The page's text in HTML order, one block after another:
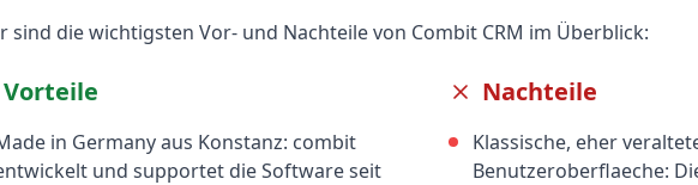
sind die wichtigsten Vor- und Nachteile von Combit CRM im Überblick:
Vorteile
in Germany aus Konstanz: combit
und supportet die Software seit
Nachteile
Klassische, eher
Benutzeroberflaeche: